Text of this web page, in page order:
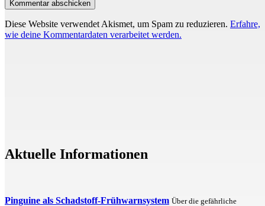
Diese Website verwendet Akismet, um Spam zu reduzieren. Erfahre,
wie deine Kommentardaten verarbeitet werden.
Aktuelle Informationen
Pinguine als Schadstoff-Frühwarnsystem Über die gefährliche